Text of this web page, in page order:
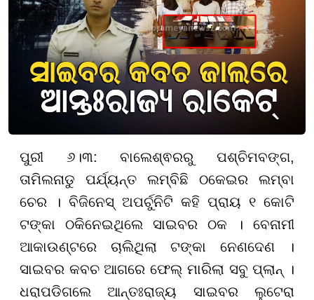
ପୁରୀ ୬।୩: ବାଲେଶ୍ଵରରୁ ପଶ୍ଚିମବଙ୍ଗ,
ତାମିଲନାଡୁ ପର୍ଯ୍ୟନ୍ତ ଲମ୍ବିଛି ଠକେଇର ଲମ୍ବା
ଚେର । ବିଜିନେସ୍ ଅପର୍ଚୁନିଟି କହି ପ୍ରାୟ ୧ କୋଟି
ଟଙ୍କା ଠକିନେଇଥିଲେ ସାଇବର ଠକ । ବେନାମୀ
ଆକାଉଣ୍ଟରେ ଚାଲିଥିଲା ଟଙ୍କା ନେଣଦେଣ ।
ସାଇବର କବଚ ଆଗରେ ଫେଲ୍ ମାରିଲା ସବୁ ପ୍ଲାନ୍ ।
ଧରାପଡିଗଲେ ଆନ୍ତଃରାଜ୍ୟ ସାଇବର ଲୁଟେରା